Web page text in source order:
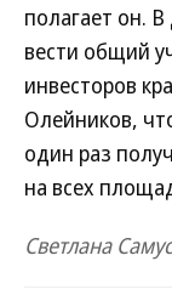
полагает он.
вести общий
инвесторов
Олейников,
один раз
на всех
Светлана